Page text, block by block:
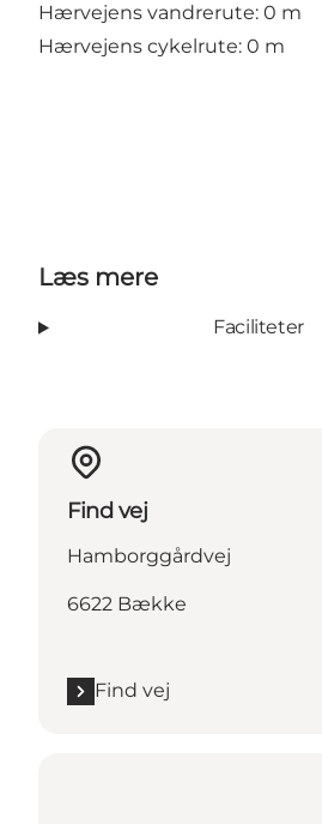
Hærvejens vandrerute: 0 m
Hærvejens cykelrute: 0 m
Læs mere
Faciliteter
Find vej
Hamborggårdvej
6622 Bække
Find vej